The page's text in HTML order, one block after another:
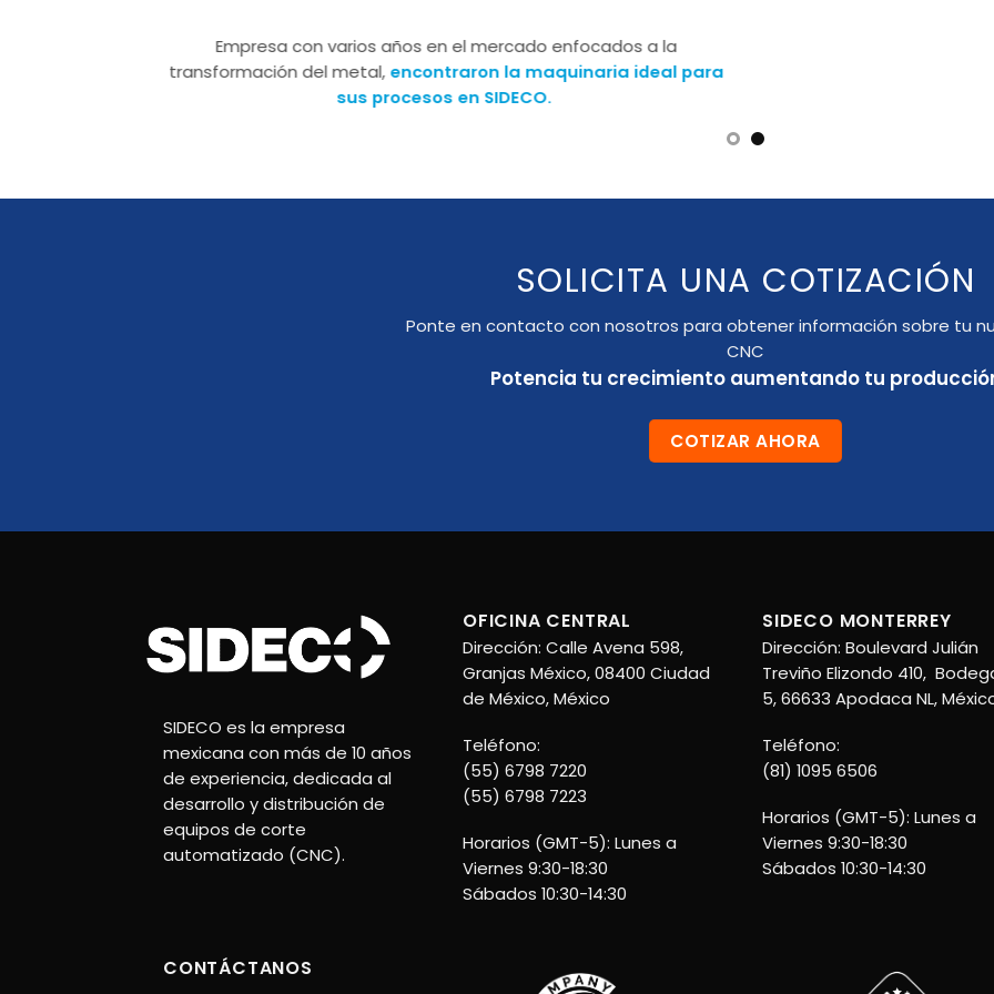
Empresa con varios años en el mercado enfocados a la
transformación del metal, encontraron la maquinaria ideal para
sus procesos en SIDECO.
SOLICITA UNA COTIZACIÓN
Ponte en contacto con nosotros para obtener información sobre tu
CNC
Potencia tu crecimiento aumentando tu
COTIZAR AHORA
SIDECO es la empresa
mexicana con más de 10 años
de experiencia, dedicada al
desarrollo y distribución de
equipos de corte
automatizado (CNC).
OFICINA CENTRAL
Dirección: Calle Avena 598,
Granjas México, 08400 Ciudad
de México, México
Teléfono:
(55) 6798 7220
(55) 6798 7223
Horarios (GMT-5): Lunes a
Viernes 9:30-18:30
Sábados 10:30-14:30
SIDECO MONTERREY
Dirección: Boulevard Julián
Treviño Elizondo 410,
5, 66633 Apodaca NL,
Teléfono:
(81) 1095 6506
Horarios (GMT-5): Lunes a
Viernes 9:30-18:30
Sábados 10:30-14:30
CONTÁCTANOS